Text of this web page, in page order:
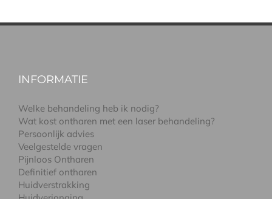
INFORMATIE
Welke behandeling heb ik nodig?
Wat kost ontharen met een laser behandeling?
Persoonlijk advies
Veelgestelde vragen
Pijnloos Ontharen
Definitief ontharen
Huidverstrakking